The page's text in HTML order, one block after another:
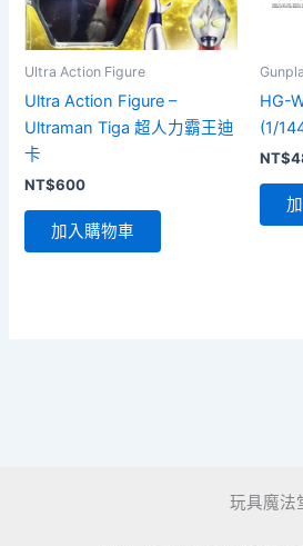
Ultra Action Figure
Ultra Action Figure –
Ultraman Tiga 超人力霸王迪
卡
NT$600
加入購物車
HG-
(1/
NT$
玩具魔法